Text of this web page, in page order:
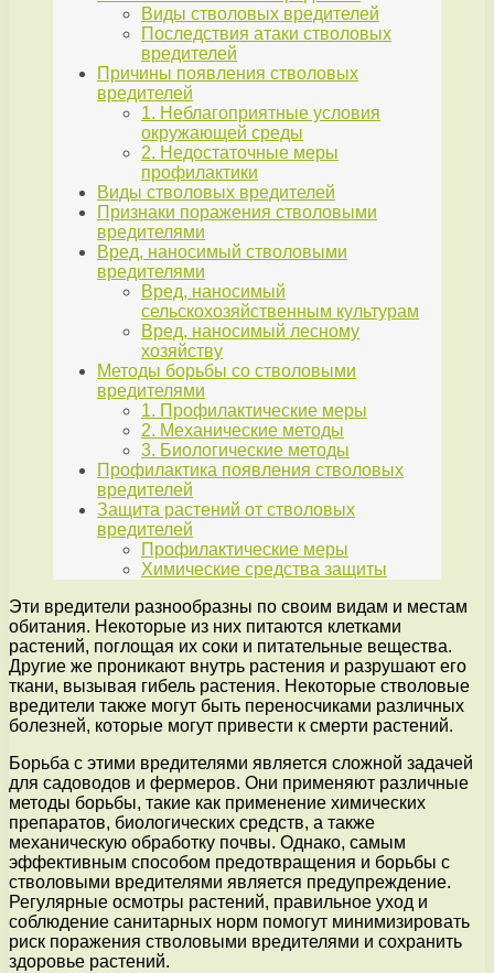
Виды стволовых вредителей
Последствия атаки стволовых
вредителей
Причины появления стволовых
вредителей
1. Неблагоприятные условия
окружающей среды
2. Недостаточные меры
профилактики
Виды стволовых вредителей
Признаки поражения стволовыми
вредителями
Вред, наносимый стволовыми
вредителями
Вред, наносимый
сельскохозяйственным культурам
Вред, наносимый лесному
хозяйству
Методы борьбы со стволовыми
вредителями
1. Профилактические меры
2. Механические методы
3. Биологические методы
Профилактика появления стволовых
вредителей
Защита растений от стволовых
вредителей
Профилактические меры
Химические средства защиты
Эти вредители разнообразны по своим видам и местам
обитания. Некоторые из них питаются клетками
растений, поглощая их соки и питательные вещества.
Другие же проникают внутрь растения и разрушают его
ткани, вызывая гибель растения. Некоторые стволовые
вредители также могут быть переносчиками различных
болезней, которые могут привести к смерти растений.
Борьба с этими вредителями является сложной задачей
для садоводов и фермеров. Они применяют различные
методы борьбы, такие как применение химических
препаратов, биологических средств, а также
механическую обработку почвы. Однако, самым
эффективным способом предотвращения и борьбы с
стволовыми вредителями является предупреждение.
Регулярные осмотры растений, правильное уход и
соблюдение санитарных норм помогут минимизировать
риск поражения стволовыми вредителями и сохранить
здоровье растений.